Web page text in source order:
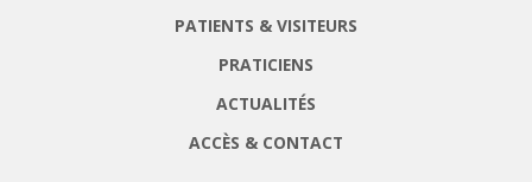
PATIENTS & VISITEURS
PRATICIENS
ACTUALITÉS
ACCÈS & CONTACT